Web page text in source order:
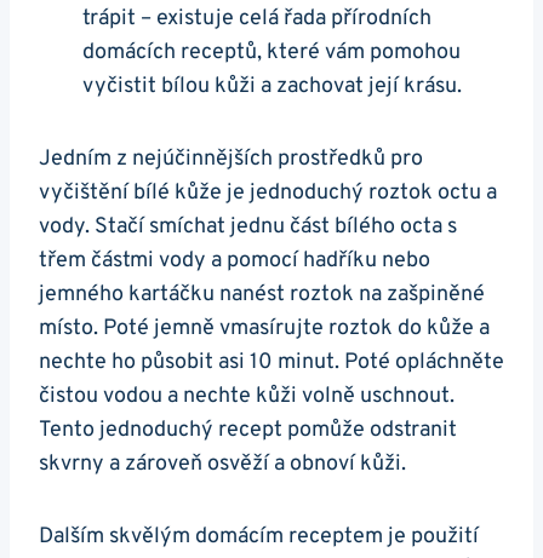
trápit – existuje celá řada⁣ přírodních
domácích receptů, ‌které vám pomohou
vyčistit bílou kůži a zachovat její krásu.
Jedním z nejúčinnějších prostředků pro
vyčištění​ bílé⁣ kůže je jednoduchý roztok octu⁢ a
vody. ‍Stačí smíchat jednu část ⁢bílého octa s⁤
třem částmi vody a pomocí hadříku nebo
jemného kartáčku nanést roztok na zašpiněné
místo. Poté jemně vmasírujte roztok do kůže a
nechte ho působit ⁢asi 10 minut. Poté opláchněte
čistou vodou ‌a nechte ⁤kůži volně uschnout.
Tento jednoduchý recept pomůže odstranit
skvrny a zároveň osvěží a⁣ obnoví‌ kůži.​
Dalším skvělým domácím receptem je použití